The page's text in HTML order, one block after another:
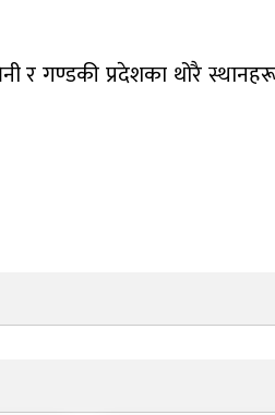
गण्डकी प्रदेशका थोरै